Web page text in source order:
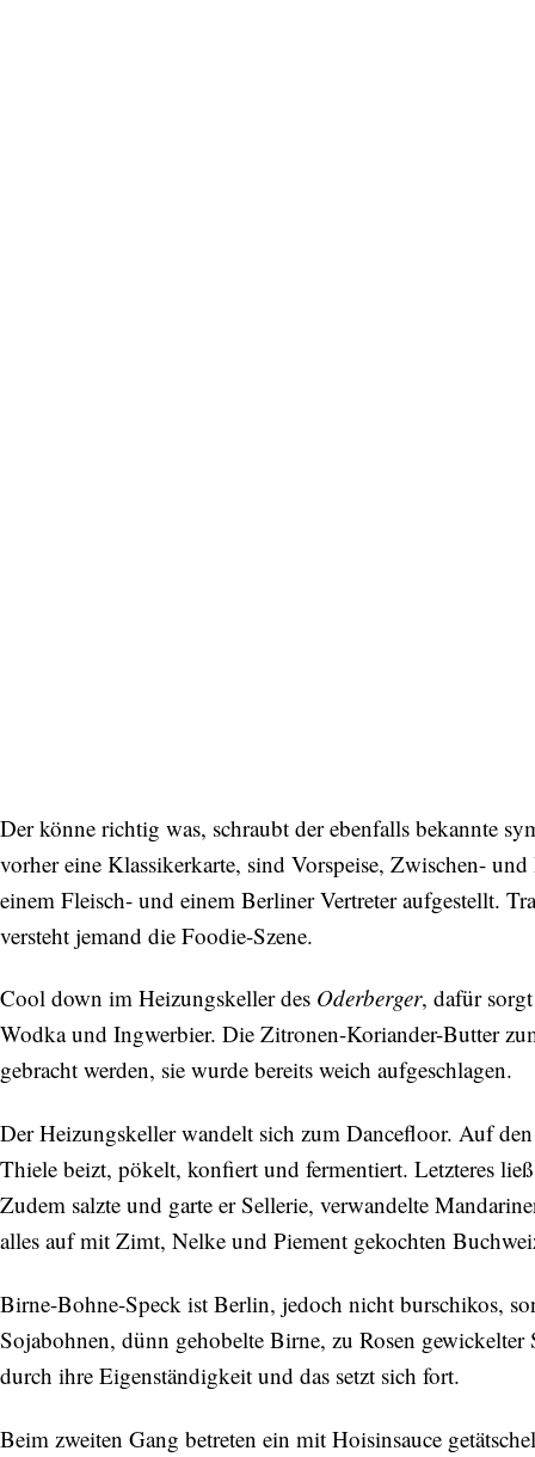
Der könne richtig was, schraubt der ebenfalls bekannte
vorher eine Klassikerkarte, sind Vorspeise, Zwischen-
einem Fleisch- und einem Berliner Vertreter aufgestellt.
versteht jemand die Foodie-Szene.
Cool down im Heizungskeller des Oderberger, dafür
Wodka und Ingwerbier. Die Zitronen-Koriander-Butter
gebracht werden, sie wurde bereits weich aufgeschlagen.
Der Heizungskeller wandelt sich zum Dancefloor. Auf
Thiele beizt, pökelt, konfiert und fermentiert. Letzteres
Zudem salzte und garte er Sellerie, verwandelte
alles auf mit Zimt, Nelke und Piement gekochten
Birne-Bohne-Speck ist Berlin, jedoch nicht burschikos,
Sojabohnen, dünn gehobelte Birne, zu Rosen
durch ihre Eigenständigkeit und das setzt sich fort.
Beim zweiten Gang betreten ein mit Hoisinsauce